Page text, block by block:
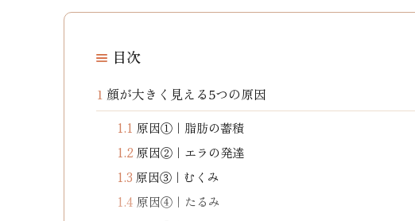
目次
1 顔が大きく見える5つの原因
1.1 原因①｜脂肪の蓄積
1.2 原因②｜エラの発達
1.3 原因③｜むくみ
1.4 原因④｜たるみ